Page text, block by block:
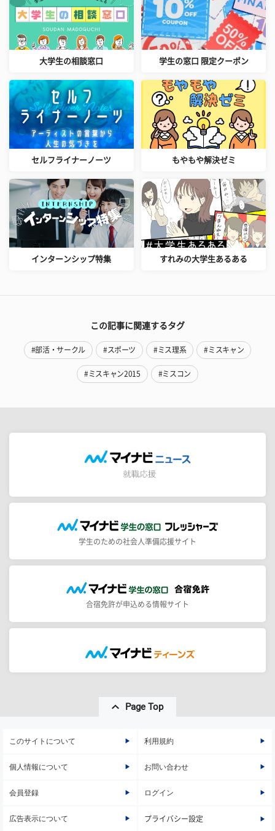
大学生の相談窓口 学生の窓口 限定クーポン
セルフライナーノーツ もやもや解決ゼミ
インターンシップ特集 すれみの大学生あるある
この記事に関連するタグ
#部活・サークル #スポーツ #ミス理系 #ミスキャン
#ミスキャン2015 #ミスコン
学生のための社会人準備応援サイト
合宿免許が申込める情報サイト
Page Top
このサイトについて 利用規約
個人情報について お問い合わせ
会員登録 ログイン
広告表示について プライバシー設定